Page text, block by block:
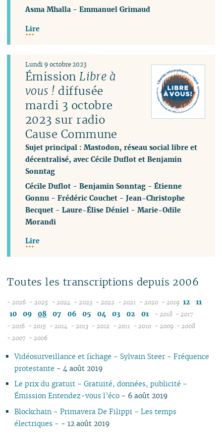
Asma Mhalla -Emmanuel Grimaud
Lire
ÉmissionLibre à
vous ! diffusée
mardi 3 octobre
2023 sur radio
Cause Commune
Sujet principal : Mastodon, réseau social libre et
décentralisé, avec Cécile Duflot et Benjamin
Sonntag
Lundi 9 octobre 2023
Cécile Duflot -Benjamin Sonntag -Étienne
Gonnu -Frédéric Couchet -Jean-Christophe
Becquet -Laure-Élise Déniel -Marie-Odile
Morandi
Lire
Toutes les transcriptions depuis 2006
- 2026
08
04
03
02
01
- 2025
12
08
07
06
05
03
02
- 2024
12
08
07
06
05
03
02
- 2023
12
08
07
06
05
03
02
- 2022
12
08
06
05
03
- 2021
12
08
06
05
03
- 2020
08
06
05
03
- 2019 12
11
10
09 08 07 06 05 04 03 02 01 - 2018
09
07
04
- 2017
09
- 2016
10
09
08
07
05
04
- 2015
10
09
08
07
05
04
- 2014
10
09
08
07
04
03
- 2013
09
08
04
02
- 2012
09
07
06
03
- 2011
10
08
07
05
- 2010
10
08
07
05
- 2009 - 2008
10
- 2007 - 2006
Vidéosurveillance et fichage - Sylvain Steer - Fréquence
protestante - 4 août 2019
Le prix du gratuit - Gratuité, données, publicité -
Émission Entendez-vous l’éco- 6 août 2019
Blockchain - Primavera De Filippi - Les temps
électriques - - 12 août 2019